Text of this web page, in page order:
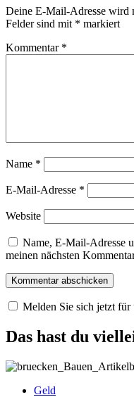
Deine E-Mail-Adresse wird
Felder sind mit * markiert
Kommentar *
Name *
E-Mail-Adresse *
Website
Name, E-Mail-Adresse
meinen nächsten
Melden Sie sich jetzt für
Das hast du
Geld